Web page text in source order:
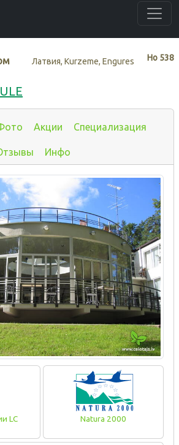
Нo 538
Латвия, Kurzeme, Engures
Акции Специализация
Инфо
LC Natura 2000